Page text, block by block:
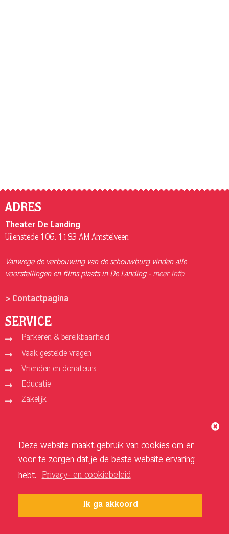
Deze website maakt gebruik van cookies om er
voor te zorgen dat je de beste website ervaring
hebt.
Privacy- en cookiebeleid
Ik ga akkoord
ADRES
Theater De Landing
Uilenstede 106, 1183 AM Amstelveen
Vanwege de verbouwing van de schouwburg vinden alle
voorstellingen en films plaats in De Landing - meer info
> Contactpagina
SERVICE
Parkeren & bereikbaarheid
Vaak gestelde vragen
Vrienden en donateurs
Educatie
Zakelijk
Over ons
Vacatures
Privacy- en cookiebeleid
Sponsoren en adverteerders